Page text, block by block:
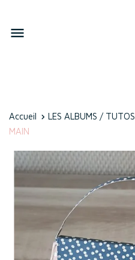

Accueil LES ALBUMS / TUTOS
MAIN